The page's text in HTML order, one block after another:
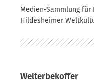
Medien-Sammlung für
Hildesheimer
Welterbekoffer